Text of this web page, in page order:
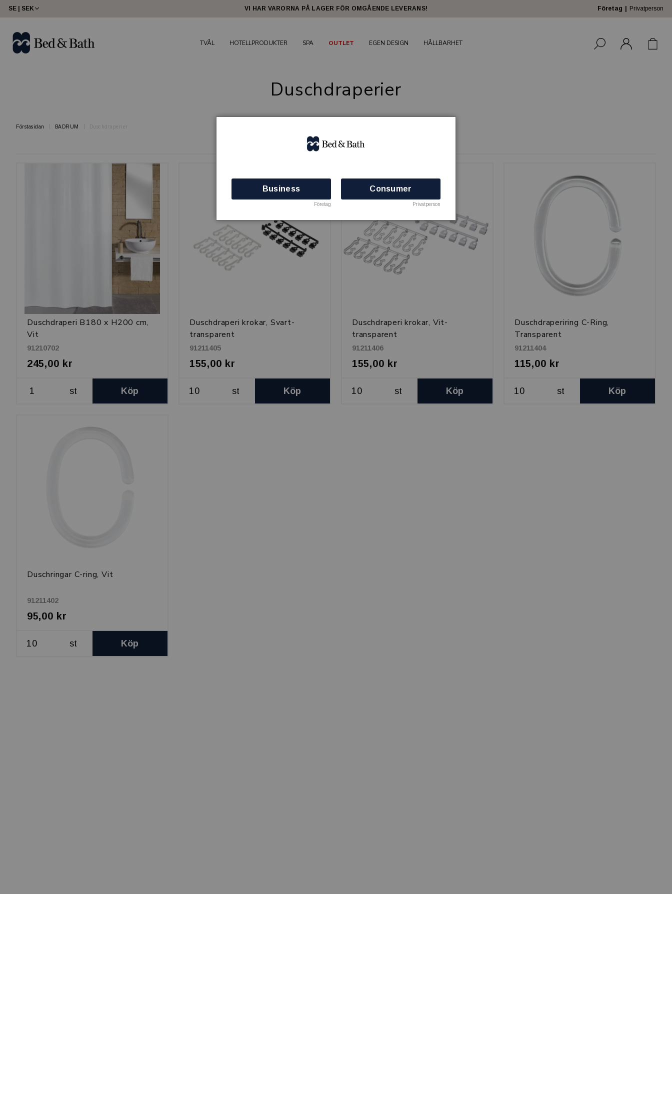
share23
SE | SEK Företag Privatperson
VI HAR VARORNA PÅ LAGER FÖR OMGÅENDE LEVERANS!
TVÅL HOTELLPRODUKTER SPA OUTLET EGEN DESIGN HÅLLBARHET
Duschdraperier
Förstasidan BADRUM
5 produkter
Duschdraperi B180 x H200 cm,
Vit
91210702
245,00 kr
st Köp
Duschdraperi krokar, Svart-
transparent
91211405
155,00 kr
st Köp
Duschdraperi krokar, Vit-
transparent
91211406
155,00 kr
st Köp
Duschdraperiring C-Ring,
Transparent
91211404
115,00 kr
st Köp
Duschringar C-ring, Vit
91211402
95,00 kr
st Köp
Business
Företag
Consumer
Privatperson